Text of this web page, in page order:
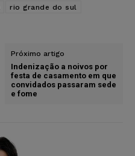
rio grande do sul
Próximo artigo
Indenização a noivos por
festa de casamento em que
convidados passaram sede
e fome